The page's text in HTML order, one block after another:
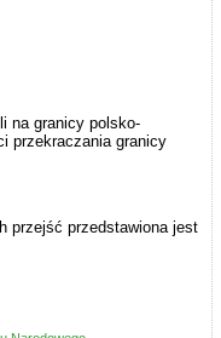
na granicy polsko-
przekraczania granicy
przejść przedstawiona jest